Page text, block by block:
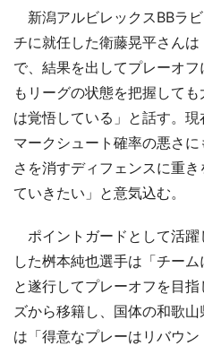
新潟アルビレックスBBラ
チに就任した衛藤晃平さん
で、結果を出してプレーオ
もリーグの状態を把握して
は覚悟している」と話す。
マークシュート確率の悪さ
さを消すディフェンスに重
ていきたい」と意気込む。
ポイントガードとして活躍
した桝本純也選手は「チー
と遂行してプレーオフを目
ズから移籍し、国体の和歌
は「得意なプレーはリバウ